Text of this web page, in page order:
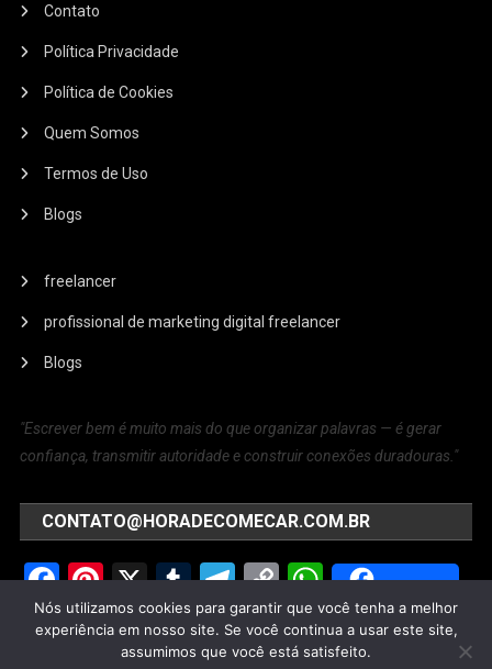
Contato
Política Privacidade
Política de Cookies
Quem Somos
Termos de Uso
Blogs
freelancer
profissional de marketing digital freelancer
Blogs
"Escrever bem é muito mais do que organizar palavras — é gerar
confiança, transmitir autoridade e construir conexões duradouras."
CONTATO@HORADECOMECAR.COM.BR
Facebook
Pinterest
X Tumblr
Telegram
Copy
Link
WhatsApp
Share
Save
Share
Nós utilizamos cookies para garantir que você tenha a melhor
experiência em nosso site. Se você continua a usar este site,
assumimos que você está satisfeito.